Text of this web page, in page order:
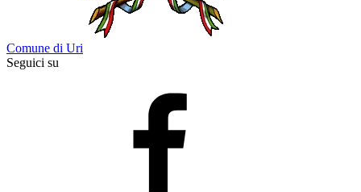
Comune di Uri
Seguici su